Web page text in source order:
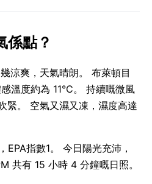
係點？
涼爽，天氣晴朗。 布萊頓目
溫度約為 11°C。 持續嘅微風
緊。 空氣又濕又凍，濕度高達
EPA指數1。 今日陽光充沛，
共有 15 小時 4 分鐘嘅日照。